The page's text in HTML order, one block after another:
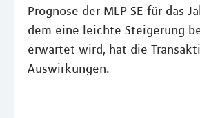
Prognose der MLP SE für das
dem eine leichte Steigerung
erwartet wird, hat die
Auswirkungen.